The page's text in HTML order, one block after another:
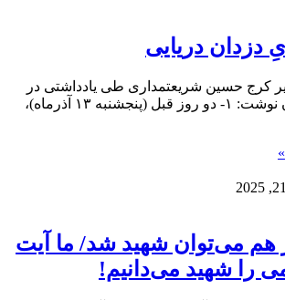
دزدان دریایی
کرج حسین شریعتمداری طی یادداشتی در
روزنامه کیهان نوشت: ۱- دو روز قبل (پنجشنبه ۱۳ آذرماه‌)،
هم می‌توان شهید شد/ ما آیت
را شهید می‌دانیم!